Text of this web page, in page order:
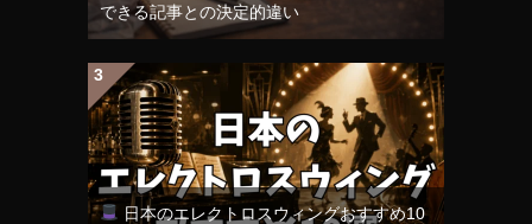
できる記事との決定的違い
日本のエレクトロスウィングおすすめ10